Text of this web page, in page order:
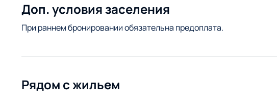
Доп. условия заселения
При раннем бронировании обязательна предоплата.
Рядом с жильем